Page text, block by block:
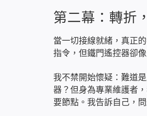
第二幕：轉折
當一切接線就緒，真正
指令，但鐵門遙控器卻
我不禁開始懷疑：難道
器？但身為專業維護者
要節點。我告訴自己，